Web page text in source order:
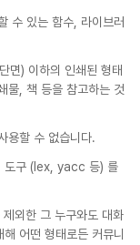
수 있는 함수, 라이브러
면) 이하의 인쇄된 형태
물, 책 등을 참고하는 것
용할 수 없습니다.
도구 (lex, yacc 등) 를
외한 그 누구와도 대화
어떤 형태로든 커뮤니